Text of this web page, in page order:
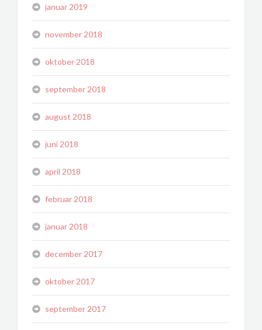
januar 2019
november 2018
oktober 2018
september 2018
august 2018
juni 2018
april 2018
februar 2018
januar 2018
december 2017
oktober 2017
september 2017